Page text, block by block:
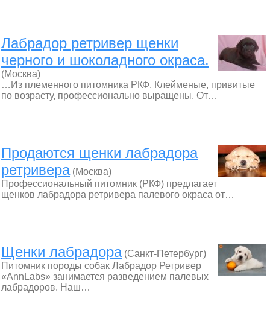
Лабрадор ретривер щенки
черного и шоколадного окраса.
(Москва)
…Из племенного питомника РКФ. Клейменые, привитые
по возрасту, профессионально выращены. От…
Продаются щенки лабрадора
ретривера(Москва)
Профессиональный питомник (РКФ) предлагает
щенков лабрадора ретривера палевого окраса от…
Щенки лабрадора(Санкт-Петербург)
Питомник породы собак Лабрадор Ретривер
«AnnLabs» занимается разведением палевых
лабрадоров. Наш…